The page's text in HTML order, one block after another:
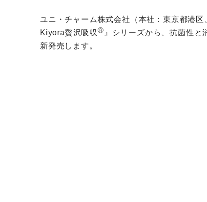
ユニ・チャーム株式会社（本社：東京都港
Kiyora贅沢吸収 Ⓡ 』シリーズから、抗菌性
新発売します。